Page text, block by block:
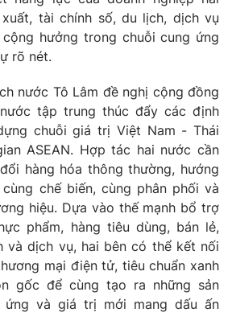
tài chính số, du lịch, dịch vụ
hưởng trong chuỗi cung ứng
rõ nét.
nước Tô Lâm đề nghị cộng đồng
tập trung thúc đẩy các định
chuỗi giá trị Việt Nam - Thái
ASEAN. Hợp tác hai nước cần
hàng hóa thông thường, hướng
chế biến, cùng phân phối và
hiệu. Dựa vào thế mạnh bổ trợ
phẩm, hàng tiêu dùng, bán lẻ,
và dịch vụ, hai bên có thể kết nối
mại điện tử, tiêu chuẩn xanh
gốc để cùng tạo ra những sản
ứng và giá trị mới mang dấu ấn